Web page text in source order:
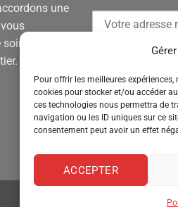
Pour offrir les meilleures
cookies pour stocker et/ou accéder
ces technologies nous permettra de
navigation ou les ID uniques sur ce
consentement peut avoir un effet
ACCEPTER
une
de vos